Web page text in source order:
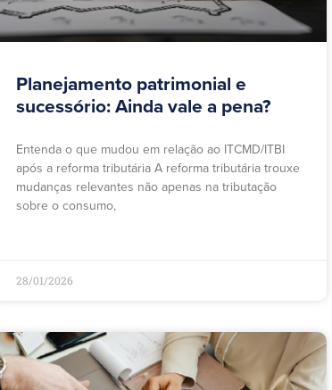
Planejamento patrimonial e
sucessório: Ainda vale a pena?
Entenda o que mudou em relação ao ITCMD/ITBI
após a reforma tributária A reforma tributária trouxe
mudanças relevantes não apenas na tributação
sobre o consumo,
28/01/2026